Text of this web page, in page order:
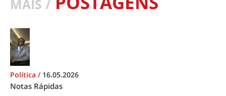
MAIS /
Política / 16.05.2026
Notas Rápidas